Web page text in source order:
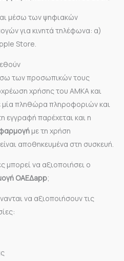
μέσω των ψηφιακών
για κινητά τηλέφωνα: α)
Store.
των προσωπικών τους
χρήσης του ΑΜΚΑ και
μία πληθώρα πληροφοριών και
εγγραφή παρέχεται και η
με τη χρήση
αποθηκευμένα στη συσκευή.
μπορεί να αξιοποιήσει ο
ΟΑΕΔapp;
να αξιοποιήσουν τις